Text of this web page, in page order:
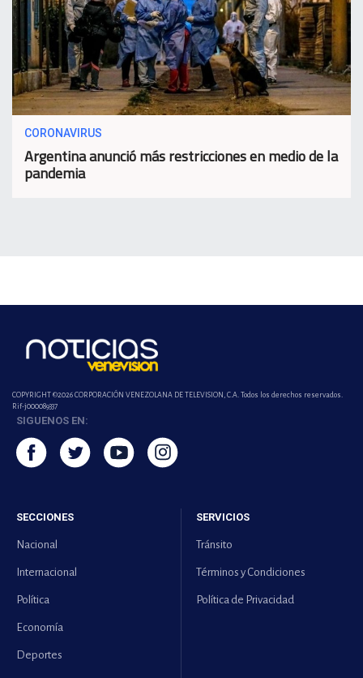
CORONAVIRUS
Argentina anunció más restricciones en medio de la
pandemia
COPYRIGHT ©2026 CORPORACIÓN VENEZOLANA DE TELEVISION, C.A. Todos los derechos reservados.
Rif-j000089337
SIGUENOS EN:
SECCIONES
Nacional
Internacional
Política
Economía
Deportes
SERVICIOS
Tránsito
Términos y Condiciones
Política de Privacidad